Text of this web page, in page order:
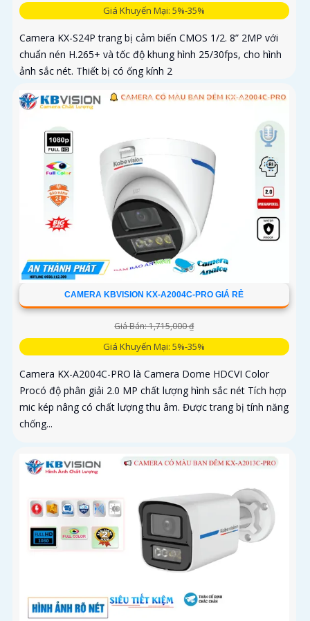
Giá Khuyến Mại: 5%-35%
Camera KX-S24P trang bị cảm biến CMOS 1/2. 8” 2MP với
chuẩn nén H.265+ và tốc độ khung hình 25/30fps, cho hình
ảnh sắc nét. Thiết bị có ống kính 2
CAMERA KBVISION KX-A2004C-PRO GIÁ RẺ
Giá Bán: 1,715,000 ₫
Giá Khuyến Mại: 5%-35%
Camera KX-A2004C-PRO là Camera Dome HDCVI Color
Procó độ phân giải 2.0 MP chất lượng hình sắc nét Tích hợp
mic kép nâng có chất lượng thu âm. Được trang bị tính năng
chống...